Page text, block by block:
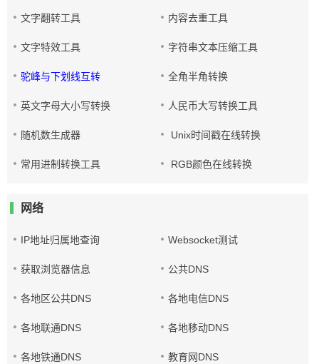
文字翻转工具 内容去重工具
文字特效工具 字符串文本压缩工具
驼峰与下划线互转 全角半角转换
英文字母大小写转换 人民币大写转换工具
随机数生成器 Unix时间戳在线转换
常用进制转换工具 RGB颜色在线转换
网络
IP地址归属地查询 Websocket测试
获取浏览器信息 公共DNS
各地区公共DNS 各地电信DNS
各地联通DNS 各地移动DNS
各地铁通DNS 教育网DNS